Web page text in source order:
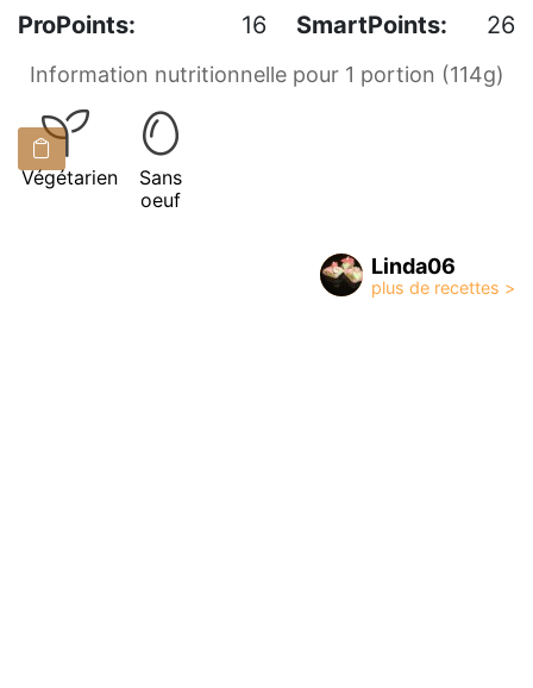
ProPoints:
16 SmartPoints: 26
Information nutritionnelle pour 1 portion (114g)
Végétarien
Sans
oeuf
Linda06